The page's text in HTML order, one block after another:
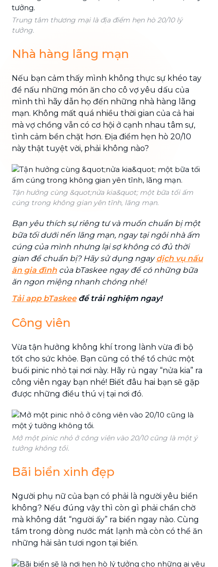
Trung tâm thương mại là địa điểm hẹn hò 20/10 lý
tưởng.
Nhà hàng lãng mạn
Nếu bạn cảm thấy mình không thực sự khéo tay
để nấu những món ăn cho cô vợ yêu dấu của
mình thì hãy dẫn họ đến những nhà hàng lãng
mạn. Không mất quá nhiều thời gian của cả hai
mà vợ chồng vẫn có cơ hội ở cạnh nhau tâm sự,
tình cảm bền chặt hơn. Địa điểm hẹn hò 20/10
này thật tuyệt vời, phải không nào?
Tận hưởng cùng &quot;nửa kia&quot; một bữa tối ấm
cúng trong không gian yên tĩnh, lãng mạn.
Bạn yêu thích sự riêng tư và muốn chuẩn bị một
bữa tối dưới nến lãng mạn, ngay tại ngôi nhà ấm
cúng của mình nhưng lại sợ không có đủ thời
gian để chuẩn bị? Hãy sử dụng ngaydịch vụ nấu
ăn gia đình của bTaskee ngay để có những bữa
ăn ngon miệng nhanh chóng nhé!
Tải app bTaskeeđể trải nghiệm ngay!
Công viên
Vừa tận hưởng không khí trong lành vừa đi bộ
tốt cho sức khỏe. Bạn cũng có thể tổ chức một
buổi pinic nhỏ tại nơi này. Hãy rủ ngay “nửa kia” ra
công viên ngay bạn nhé! Biết đâu hai bạn sẽ gặp
được những điều thú vị tại nơi đó.
Mở một pinic nhỏ ở công viên vào 20/10 cũng là một ý
tưởng không tồi.
Bãi biển xinh đẹp
Người phụ nữ của bạn có phải là người yêu biển
không? Nếu đúng vậy thì còn gì phải chần chờ
mà không dắt “người ấy” ra biển ngay nào. Cùng
tắm trong dòng nước mát lạnh mà còn có thể ăn
những hải sản tươi ngon tại biển.